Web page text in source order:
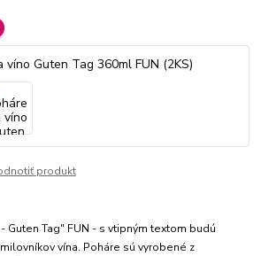
produkt
Guten Tag" FUN - s vtipným textom budú
vína. Poháre sú vyrobené z